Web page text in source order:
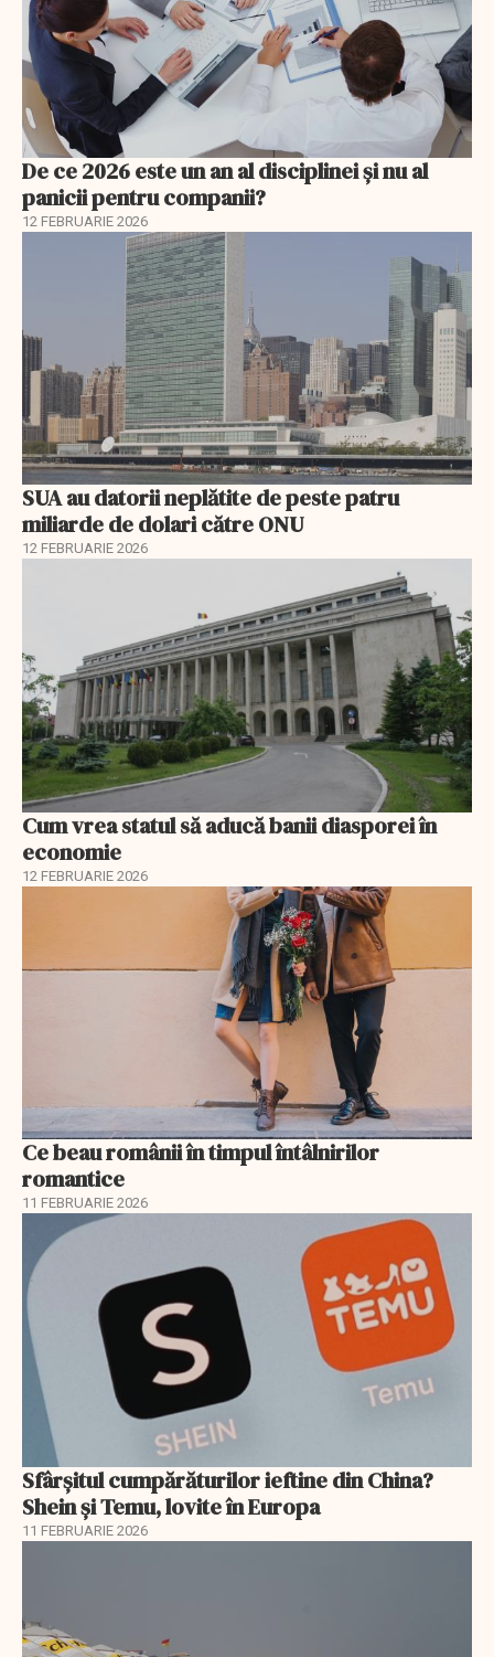
De ce 2026 este un an al disciplinei și nu al
panicii pentru companii?
12 FEBRUARIE 2026
SUA au datorii neplătite de peste patru
miliarde de dolari către ONU
12 FEBRUARIE 2026
Cum vrea statul să aducă banii diasporei în
economie
12 FEBRUARIE 2026
Ce beau românii în timpul întâlnirilor
romantice
11 FEBRUARIE 2026
Sfârșitul cumpărăturilor ieftine din China?
Shein și Temu, lovite în Europa
11 FEBRUARIE 2026